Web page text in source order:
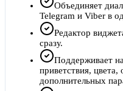
Объединяет
Telegram и Viber в
Редактор
сразу.
Поддерживает
приветствия,
дополнительных